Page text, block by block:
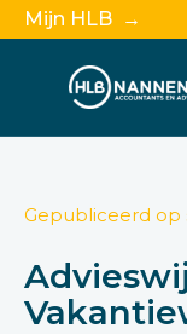
Mijn HLB →
Gepubliceerd op